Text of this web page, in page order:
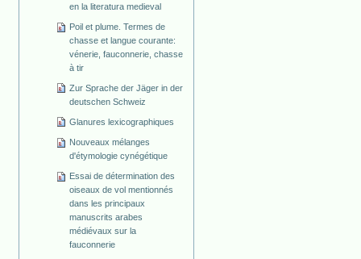
en la literatura medieval
Poil et plume. Termes de
chasse et langue courante:
vénerie, fauconnerie, chasse
à tir
Zur Sprache der Jäger in der
deutschen Schweiz
Glanures lexicographiques
Nouveaux mélanges
d'étymologie cynégétique
Essai de détermination des
oiseaux de vol mentionnés
dans les principaux
manuscrits arabes
médiévaux sur la
fauconnerie